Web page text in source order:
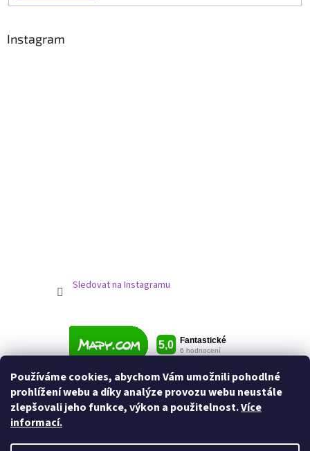
Používáme cookies, abychom Vám umožnili pohodlné
prohlížení webu a díky analýze provozu webu neustále
zlepšovali jeho funkce, výkon a použitelnost.Více
informací.
Instagram
Sledovat na Instagramu